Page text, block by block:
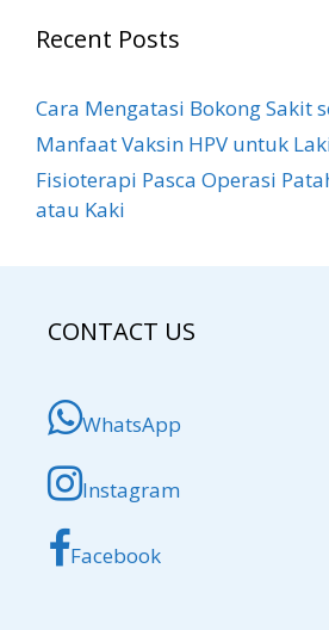
Recent Posts
Cara Mengatasi Bokong Sakit​
Manfaat Vaksin HPV untuk
Fisioterapi Pasca Operasi
atau Kaki
CONTACT US
WhatsApp
Instagram
Facebook